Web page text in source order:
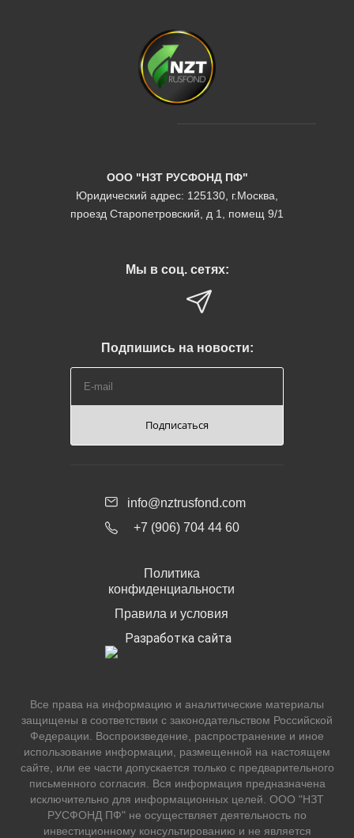
ООО "НЗТ РУСФОНД ПФ"
Юридический адрес: 125130, г.Москва,
проезд Старопетровский, д 1, помещ 9/1
Мы в соц. сетях:
Подпишись на новости:
Подписаться
info@nztrusfond.com
+7 (906) 704 44 60
Политика
конфиденциальности
Правила и условия
Разработка сайта
Все права на информацию и аналитические материалы
защищены в соответствии с законодательством Российской
Федерации. Воспроизведение, распространение и иное
использование информации, размещенной на настоящем
сайте, или ее части допускается только с предварительного
письменного согласия. Вся информация предназначена
исключительно для информационных целей. ООО "НЗТ
РУСФОНД ПФ" не осуществляет деятельность по
инвестиционному консультированию и не является